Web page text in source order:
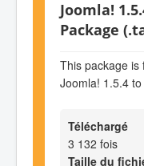
Joomla!
Package
This package is
Joomla! 1.5.4
Téléchargé
3 132 fois
Taille du